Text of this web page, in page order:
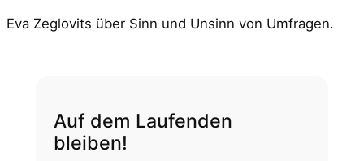
Eva Zeglovits über Sinn und Unsinn von Umfragen.
Auf dem Laufenden
bleiben!